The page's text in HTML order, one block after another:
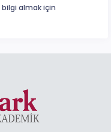
bilgi almak için